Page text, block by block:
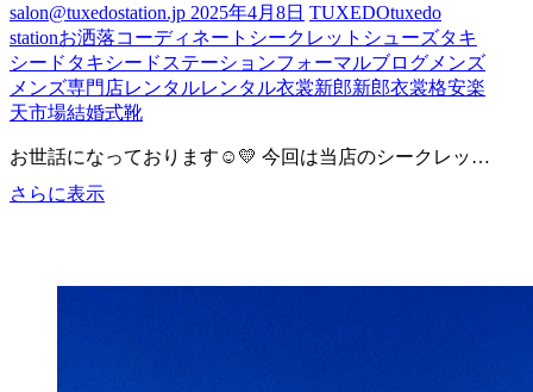
お
勧
め
ス
ポ
ト
～
salon@tuxedostation.jp 2025年4月8日 TUXEDOtuxedo
stationお洒落コーディネート シークレットシューズタキ
シード タキシードステーションフォーマルブログ メンズ
メンズ専門店レンタルレンタル衣裳新郎新郎衣裳格安楽
天市場結婚式靴
お世話になっております☺💛 今回は当店のシークレッ…
さらに表示シ
ッ